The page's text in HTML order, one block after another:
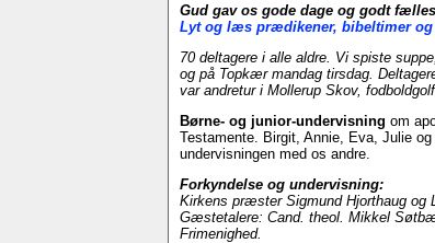
Gud gav os gode dage og godt
Lyt og læs prædikener, bibeltimer og
70 deltagere i alle aldre. Vi spiste
og på Topkær mandag tirsdag.
var andretur i Mollerup Skov,
Børne- og junior-undervisning om
Testamente. Birgit, Annie, Eva, Julie
undervisningen med os andre.
Forkyndelse og undervisning:
Kirkens præster Sigmund Hjorthaug og
Gæstetalere: Cand. theol. Mikkel
Frimenighed.